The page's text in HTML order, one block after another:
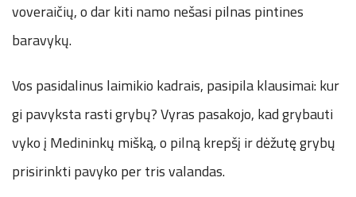
voveraičių, o dar kiti namo nešasi pilnas pintines
baravykų.
Vos pasidalinus laimikio kadrais, pasipila klausimai: kur
gi pavyksta rasti grybų? Vyras pasakojo, kad grybauti
vyko į Medininkų mišką, o pilną krepšį ir dėžutę grybų
prisirinkti pavyko per tris valandas.